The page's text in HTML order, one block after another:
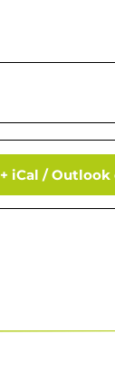
+ iCal /